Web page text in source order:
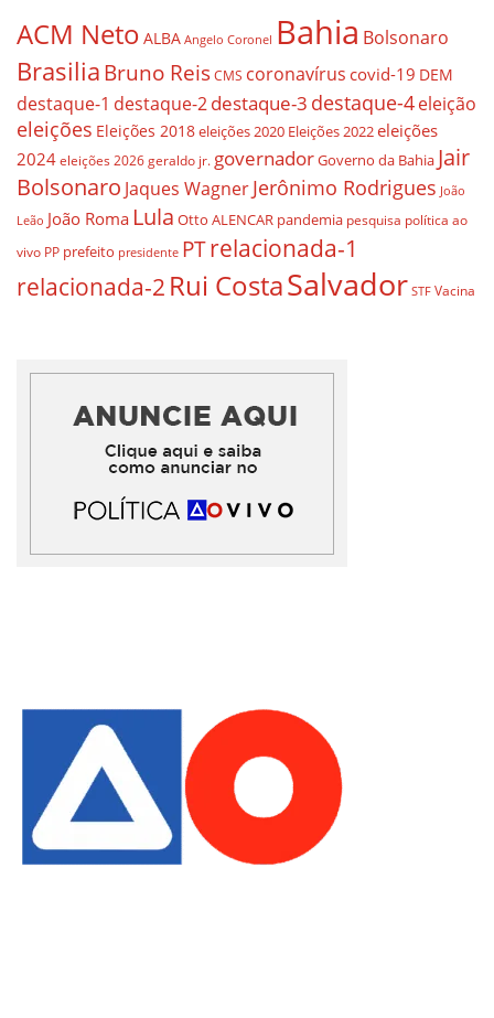
ACM Neto ALBA Angelo Coronel Bahia Bolsonaro
BrasiliaBruno ReisCMS coronavírus covid-19 DEM
destaque-1 destaque-2destaque-3 destaque-4eleição
eleições Eleições 2018eleições 2020 Eleições 2022eleições
2024 eleições 2026 geraldo jr. governadorGoverno da Bahia Jair
Bolsonaro Jaques WagnerJerônimo Rodrigues João
Leão João Roma Lula Otto ALENCAR pandemia pesquisa política ao
vivo PP prefeito presidente PTrelacionada-1
relacionada-2 Rui CostaSalvador STF Vacina